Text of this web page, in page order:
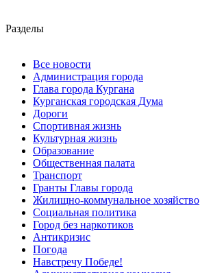
Разделы
Все новости
Администрация города
Глава города Кургана
Курганская городская Дума
Дороги
Спортивная жизнь
Культурная жизнь
Образование
Общественная палата
Транспорт
Гранты Главы города
Жилищно-коммунальное хозяйство
Социальная политика
Город без наркотиков
Антикризис
Погода
Навстречу Победе!